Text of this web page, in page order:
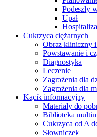
Podeszły
Upał
Cukrzyca ciężarnych
Obraz kliniczny
Powstawanie i
Diagnostyka
Leczenie
Zagrożenia dla
Zagrożenia dla
Kącik informacyjny
Materiały do
Biblioteka
Cukrzyca od A
Słowniczek